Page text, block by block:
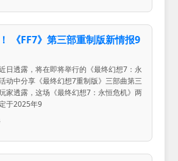
《FF7》第三部重制版新情报9
日透露，将在即将举行的《最终幻想7：永
动中分享《最终幻想7重制版》三部曲第三
家透露，这场《最终幻想7：永恒危机》两
于2025年9